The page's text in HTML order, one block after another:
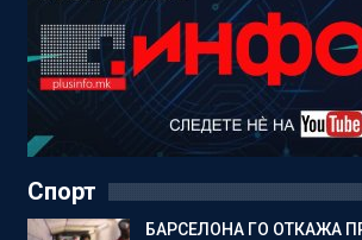
Спорт
БАРСЕЛОНА ГО ОТКАЖА